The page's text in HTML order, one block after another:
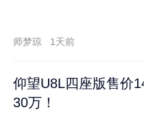
师梦琼 1天前
仰望U8L四座版售价
30万！